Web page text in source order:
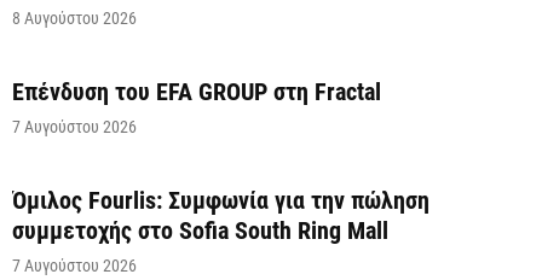
8 Αυγούστου 2026
Επένδυση του EFA GROUP στη Fractal
7 Αυγούστου 2026
Όμιλος Fourlis: Συμφωνία για την πώληση
συμμετοχής στο Sofia South Ring Mall
7 Αυγούστου 2026